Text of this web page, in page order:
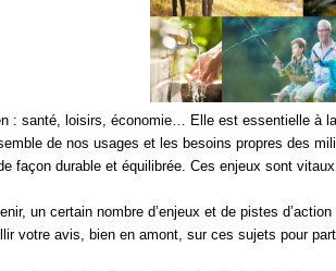
: santé, loisirs, économie… Elle est essentielle à
de nos usages et les besoins propres des
façon durable et équilibrée. Ces enjeux sont
un certain nombre d’enjeux et de pistes
votre avis, bien en amont, sur ces sujets pour